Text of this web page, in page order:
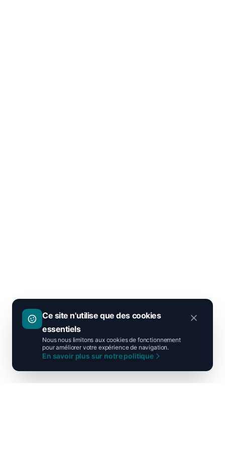
Ce site n'utilise que des cookies
essentiels
Nous nous limitons aux cookies de fonctionnement
pour améliorer votre expérience de navigation.
En savoir plus sur notre politique